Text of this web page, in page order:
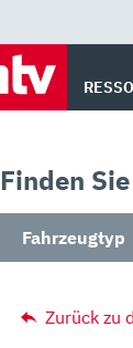
Finden
Fahrzeugtyp
Zurück zu